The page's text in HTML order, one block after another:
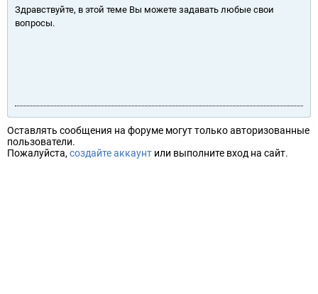
Здравствуйте, в этой теме Вы можете задавать любые свои
вопросы.
Оставлять сообщения на форуме могут только авторизованные
пользователи.
Пожалуйста, создайте аккаунт или выполните вход на сайт.